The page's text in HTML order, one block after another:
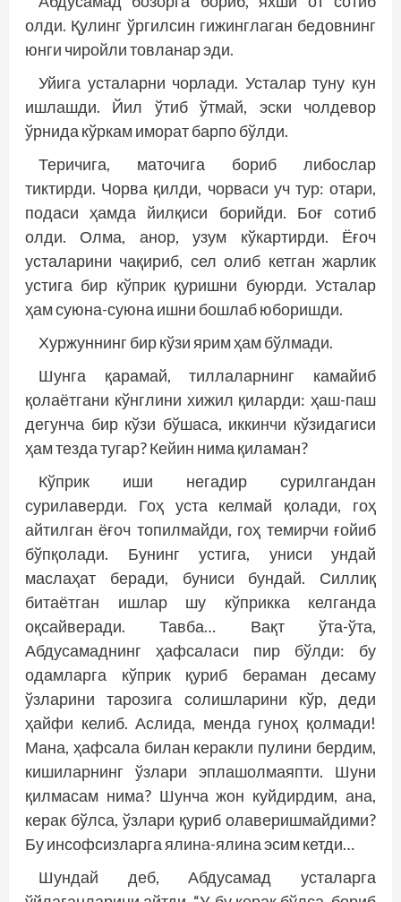
олди. Қулинг ўргилсин гижинглаган бедовнинг
юнги чиройли товланар эди.
Уйига усталарни чорлади. Усталар туну кун
ишлашди. Йил ўтиб ўтмай, эски чолдевор
ўрнида кўркам иморат барпо бўлди.
Теричига, маточига бориб либослар
тиктирди. Чорва қилди, чорваси уч тур: отари,
подаси ҳамда йилқиси борийди. Боғ сотиб
олди. Олма, анор, узум кўкартирди. Ёғоч
усталарини чақириб, сел олиб кетган жарлик
устига бир кўприк қуришни буюрди. Усталар
ҳам суюна-суюна ишни бошлаб юборишди.
Хуржуннинг бир кўзи ярим ҳам бўлмади.
Шунга қарамай, тиллаларнинг камайиб
қолаётгани кўнглини хижил қиларди: ҳаш-паш
дегунча бир кўзи бўшаса, иккинчи кўзидагиси
ҳам тезда тугар? Кейин нима қиламан?
Кўприк иши негадир сурилгандан
сурилаверди. Гоҳ уста келмай қолади, гоҳ
айтилган ёғоч топилмайди, гоҳ темирчи ғойиб
бўпқолади. Бунинг устига, униси ундай
маслаҳат беради, буниси бундай. Силлиқ
битаётган ишлар шу кўприкка келганда
оқсайверади. Тавба… Вақт ўта-ўта,
Абдусамаднинг ҳафсаласи пир бўлди: бу
одамларга кўприк қуриб бераман десаму
ўзларини тарозига солишларини кўр, деди
ҳайфи келиб. Аслида, менда гуноҳ қолмади!
Мана, ҳафсала билан керакли пулини бердим,
кишиларнинг ўзлари эплашолмаяпти. Шуни
қилмасам нима? Шунча жон куйдирдим, ана,
керак бўлса, ўзлари қуриб олаверишмайдими?
Бу инсофсизларга ялина-ялина эсим кетди…
Шундай деб, Абдусамад усталарга